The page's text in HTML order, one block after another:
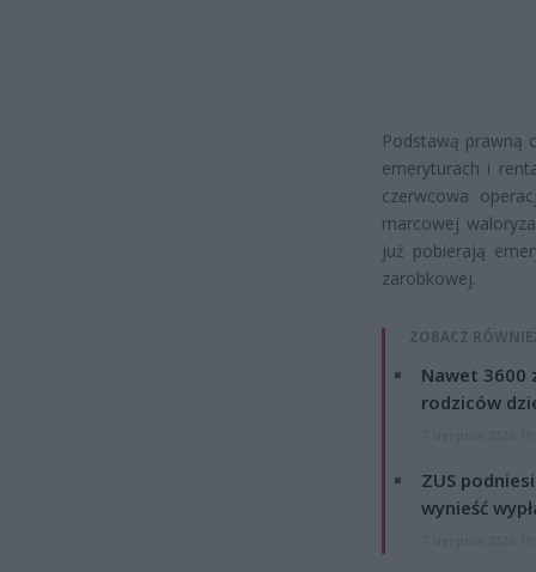
Podstawą prawną
emeryturach i
czerwcowa
marcowej
już pobierają
zarobkowej.
ZOBACZ
Nawet 3600
rodziców
ZUS
wynieść